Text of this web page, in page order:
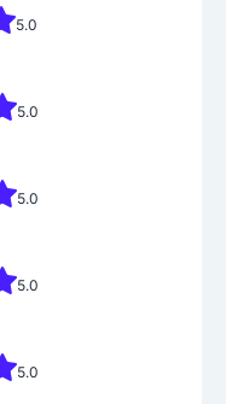
5.0
5.0
5.0
5.0
5.0